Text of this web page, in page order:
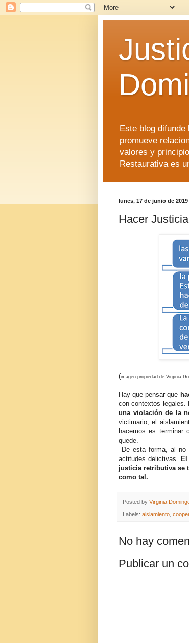
Este blog
promueve
valores y
Restaurativa es
lunes, 17 de junio de 2019
Hacer Justicia
(imagen propiedad de Virginia
Hay que pensar que
con contextos
una violación de la
victimario, el
hacemos es terminar
quede.
De esta forma, al no
actitudes delictivas.
justicia retributiva se
como tal.
Posted by Virginia
Labels: aislamiento,
No hay
Publicar un